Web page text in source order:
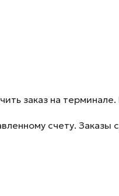
заказ на
счету.